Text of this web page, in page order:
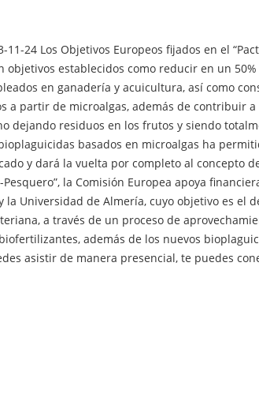
24 Los Objetivos Europeos fijados en el
objetivos establecidos como reducir en un
en ganadería y acuicultura, así como
a partir de microalgas, además de contribuir
dejando residuos en los frutos y siendo
basados en microalgas ha
y dará la vuelta por completo al concepto
la Comisión Europea apoya
la Universidad de Almería, cuyo objetivo es
a través de un proceso de
además de los nuevos
asistir de manera presencial, te puedes